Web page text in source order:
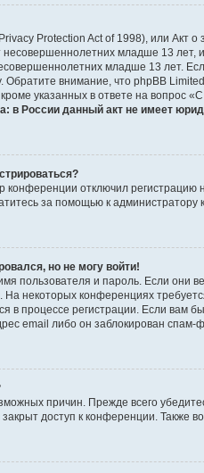
Protection Act of 1998), или Акт
младше 13 лет,
младше 13 лет.
Обратите внимание, что phpBB
указанных в ответе на вопрос
в России данный акт не имеет
конференции отключил регистрацию
за помощью к администратору
но не могу войти!
пользователя и пароль. Если они
некоторых конференциях
в процессе регистрации. Если вам
email либо он заблокирован
причин. Прежде всего
доступ к конференции. Также